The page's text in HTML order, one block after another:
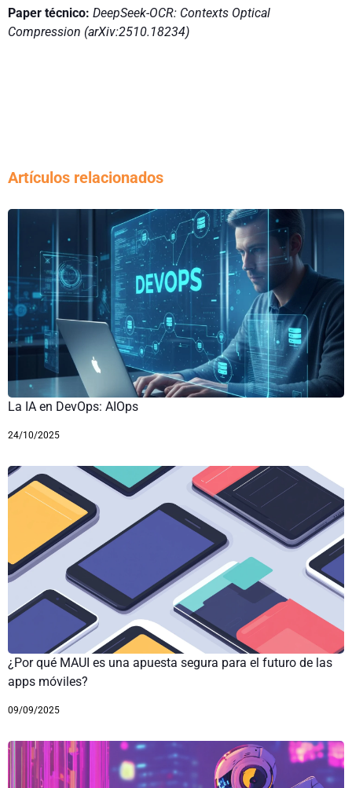
Paper técnico: DeepSeek-OCR: Contexts Optical
Compression (arXiv:2510.18234)
Artículos relacionados
La IA en DevOps: AIOps
24/10/2025
¿Por qué MAUI es una apuesta segura para el futuro de las
apps móviles?
09/09/2025